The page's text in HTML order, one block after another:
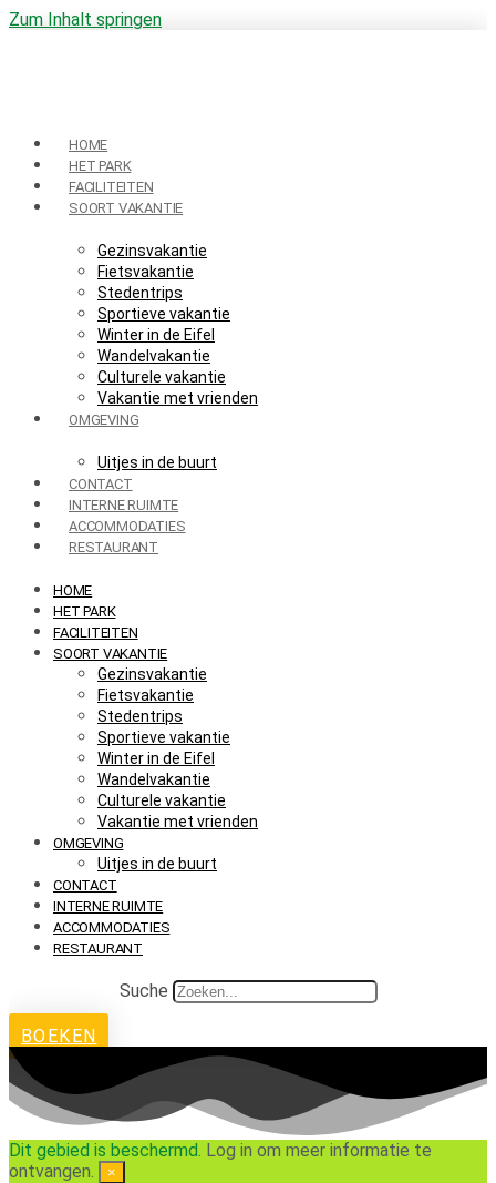
Zum Inhalt springen
HOME
HET PARK
FACILITEITEN
SOORT VAKANTIE
Gezinsvakantie
Fietsvakantie
Stedentrips
Sportieve vakantie
Winter in de Eifel
Wandelvakantie
Culturele vakantie
Vakantie met vrienden
OMGEVING
Uitjes in de buurt
CONTACT
INTERNE RUIMTE
ACCOMMODATIES
RESTAURANT
HOME
HET PARK
FACILITEITEN
SOORT VAKANTIE
Gezinsvakantie
Fietsvakantie
Stedentrips
Sportieve vakantie
Winter in de Eifel
Wandelvakantie
Culturele vakantie
Vakantie met vrienden
OMGEVING
Uitjes in de buurt
CONTACT
INTERNE RUIMTE
ACCOMMODATIES
RESTAURANT
Suche
BOEKEN
Dit gebied is beschermd. Log in om meer informatie te
ontvangen.
×